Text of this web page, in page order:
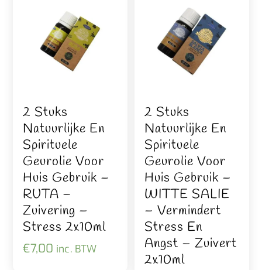
2 Stuks
Natuurlijke En
Spirituele
Geurolie Voor
Huis Gebruik –
RUTA –
Zuivering –
Stress 2x10ml
€7,00 inc. BTW
2 Stuks
Natuurlijke En
Spirituele
Geurolie Voor
Huis Gebruik –
WITTE SALIE
– Vermindert
Stress En
Angst – Zuivert
2x10ml